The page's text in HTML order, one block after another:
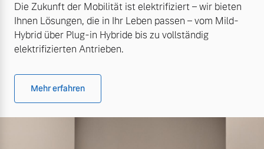
Die Zukunft der Mobilität ist elektrifiziert – wir bieten
Ihnen Lösungen, die in Ihr Leben passen – vom Mild-
Hybrid über Plug-in Hybride bis zu vollständig
elektrifizierten Antrieben.
Mehr erfahren